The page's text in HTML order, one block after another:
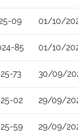
09 01/10/
85 01/10/
73 30/09/
02 29/09/
59 29/09/